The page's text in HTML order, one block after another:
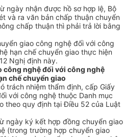
ngày nhận được hồ sơ hợp lệ, Bộ
và ra văn bản chấp thuận chuyển
chấp thuận thì phải trả lời bằng
giao công nghệ đối với công
hạn chế chuyển giao thực hiện
Nghị định này.
công nghệ đối với công nghệ
chế chuyển giao
trách nhiệm thẩm định, cấp Giấy
với công nghệ thuộc Danh mục
theo quy định tại Điều 52 của Luật
ngày ký kết hợp đồng chuyển giao
(trong trường hợp chuyển giao